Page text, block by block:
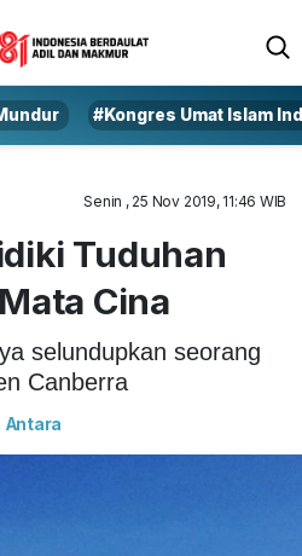
#Kongres Umat Islam
Senin , 25 Nov 2019, 11:46 WIB
Tuduhan
Cina
selundupkan seorang
Canberra
Antara